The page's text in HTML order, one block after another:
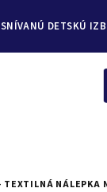
DETSKÚ
TEXTILNÁ NÁLEPKA